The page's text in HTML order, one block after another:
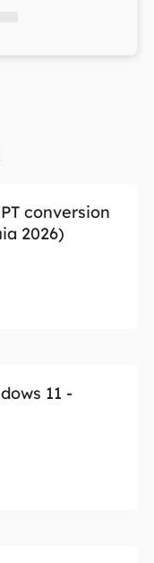
conversion
2026)
11 -